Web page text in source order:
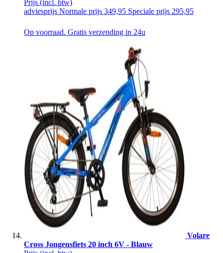
Prijs (incl. btw)
adviesprijs Normale prijs 349,95 Speciale prijs 295,95
Op voorraad. Gratis verzending in 24u
Volare
Cross Jongensfiets 20 inch 6V - Blauw